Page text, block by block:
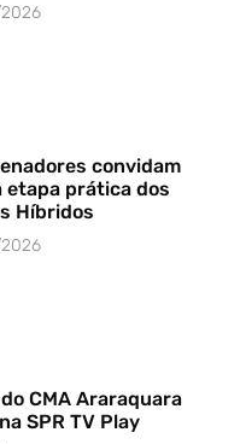
convidam
etapa prática dos
Híbridos
CMA Araraquara
SPR TV Play